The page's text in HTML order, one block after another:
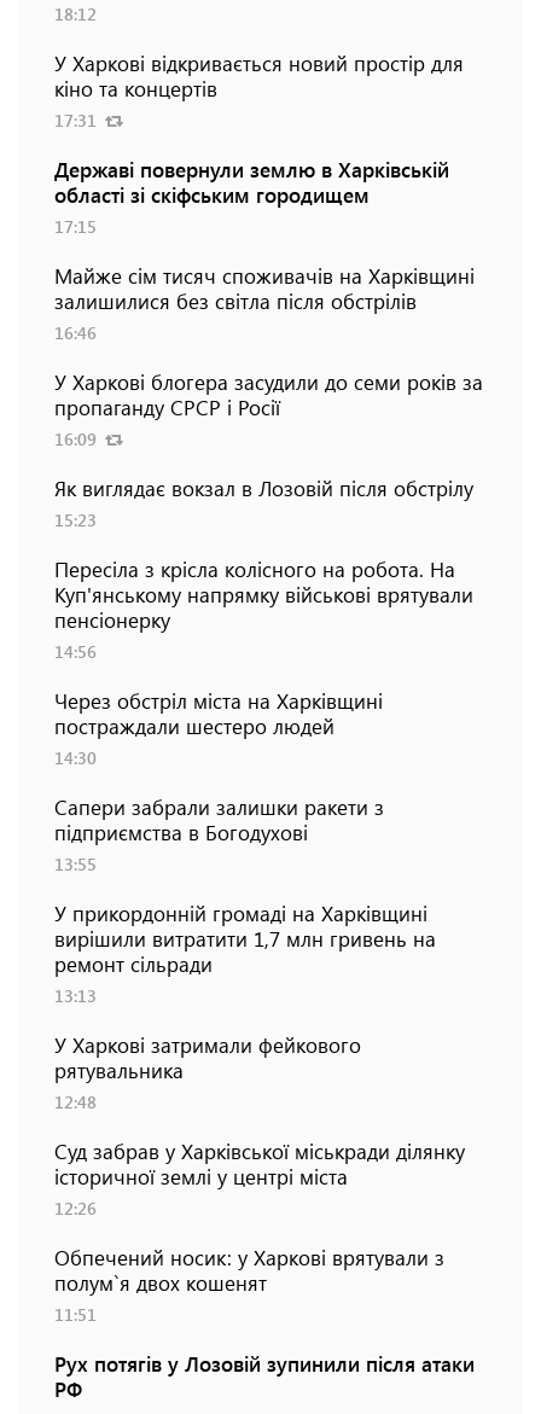
18:12
У Харкові відкривається новий простір для
кіно та концертів
17:31
Державі повернули землю в Харківській
області зі скіфським городищем
17:15
Майже сім тисяч споживачів на Харківщині
залишилися без світла після обстрілів
16:46
У Харкові блогера засудили до семи років за
пропаганду СРСР і Росії
16:09
Як виглядає вокзал в Лозовій після обстрілу
15:23
Пересіла з крісла колісного на робота. На
Куп'янському напрямку військові врятували
пенсіонерку
14:56
Через обстріл міста на Харківщині
постраждали шестеро людей
14:30
Сапери забрали залишки ракети з
підприємства в Богодухові
13:55
У прикордонній громаді на Харківщині
вирішили витратити 1,7 млн гривень на
ремонт сільради
13:13
У Харкові затримали фейкового
рятувальника
12:48
Суд забрав у Харківської міськради ділянку
історичної землі у центрі міста
12:26
Обпечений носик: у Харкові врятували з
полум`я двох кошенят
11:51
Рух потягів у Лозовій зупинили після атаки
РФ